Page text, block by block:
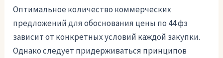
Оптимальное количество коммерческих
предложений для обоснования цены по 44 фз
зависит от конкретных условий каждой закупки.
Однако следует придерживаться принципов